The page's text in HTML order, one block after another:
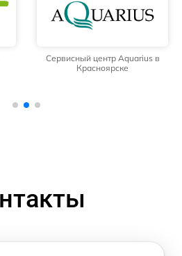
Сервисный центр Aquarius в
Красноярске